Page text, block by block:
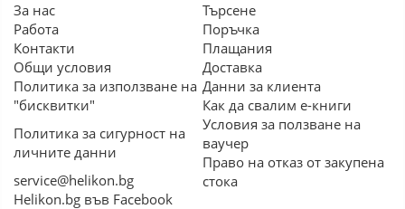
За нас
Работа
Контакти
Общи условия
Политика за използване на
"бисквитки"
Политика за сигурност на
личните данни
service@helikon.bg
Helikon.bg във Facebook
Търсене
Поръчка
Плащания
Доставка
Данни за клиента
Как да свалим е-книги
Условия за ползване на
ваучер
Право на отказ от закупена
стока